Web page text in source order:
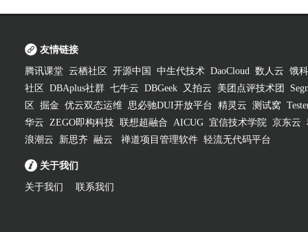
友情链接
腾讯课堂 云栖社区 开源中国 中生代技术 DaoCloud 数人云 饿
社区
DBAplus社群 七牛云 DBGeek 又拍云 美团点评技术团
区
掘金 优云双态运维 思必驰DUI开放平台 精灵云 测试窝
华云 ZEGO即构科技 联想超融合 AICUG 宜信技术学院 京东云
浪潮云
新思齐 融云 禅道项目管理软件 轻流无代码平台
关于我们
关于我们 联系我们